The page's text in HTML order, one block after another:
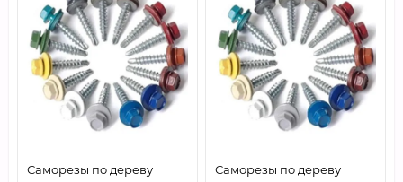
Саморезы по дереву
Саморезы по дереву